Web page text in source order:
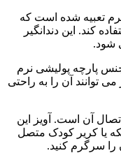
تعبیه شده است که
کند. این دندانگیر
شود.
جنس پارچه پولیشی نرم
توانند آن را به راحتی
آن است. آویز این
یا کریر کودک متصل
را سرگرم کنید.